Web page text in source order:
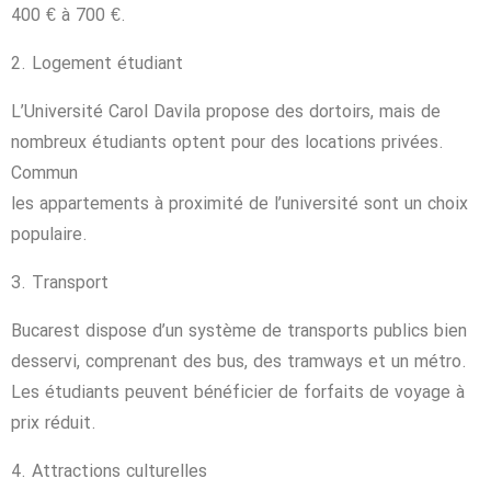
400 € à 700 €.
2. Logement étudiant
L’Université Carol Davila propose des dortoirs, mais de
nombreux étudiants optent pour des locations privées.
Commun
les appartements à proximité de l’université sont un choix
populaire.
3. Transport
Bucarest dispose d’un système de transports publics bien
desservi, comprenant des bus, des tramways et un métro.
Les étudiants peuvent bénéficier de forfaits de voyage à
prix réduit.
4. Attractions culturelles